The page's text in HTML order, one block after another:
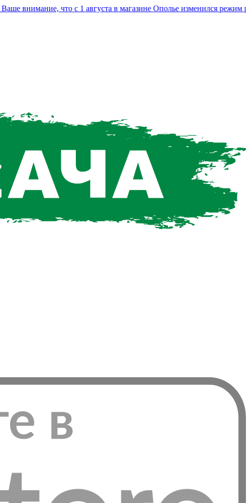
внимание, что с 1 августа в магазине Ополье изменился режим